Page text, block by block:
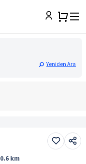
Yeniden Ara
0.6 km